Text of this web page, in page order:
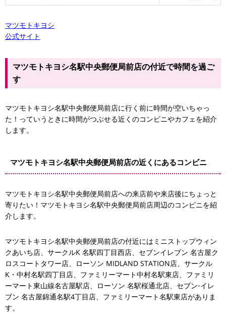
マツモトキヨシ
公式サイト
マツモトキヨシ名駅中央郵便局前店の付近で時間を過ご
す
マツモトキヨシ名駅中央郵便局前店に行く前に時間が空いちゃっ
た！っていうときに時間がつぶせる近くのコンビニやカフェを紹介
します。
マツモトキヨシ名駅中央郵便局前店の近くにあるコンビニ
マツモトキヨシ名駅中央郵便局前店への来店前や来店後にちょっと
寄りたい！マツモトキヨシ名駅中央郵便局前店周辺のコンビニを紹
介します。
マツモトキヨシ名駅中央郵便局前店の付近にはミニストップウィン
クあいち店、サークルK 名駅四丁目西店、セブンイレブン 名古屋ク
ロスコートタワー店、ローソン MIDLAND STATION店、サークル
K・中村名駅四丁目店、ファミリーマート中村名駅東店、ファミリ
ーマート東山線名古屋駅店、ローソン 名駅桜通北店、セブン‐イレ
ブン 名古屋錦通名駅4丁目店、ファミリーマート名駅東店がありま
す。